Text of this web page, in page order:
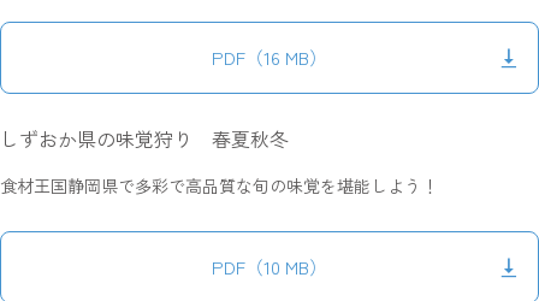
PDF（16 MB）
しずおか県の味覚狩り 春夏秋冬
食材王国静岡県で多彩で高品質な旬の味覚を堪能しよう！
PDF（10 MB）